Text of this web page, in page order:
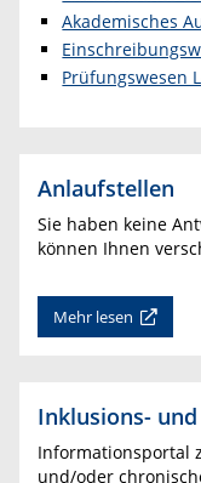
Akademisches
Prüfungswesen
Anlaufstellen
Sie haben keine
können Ihnen
Mehr lesen
Inklusions-
Informationsportal
und/oder